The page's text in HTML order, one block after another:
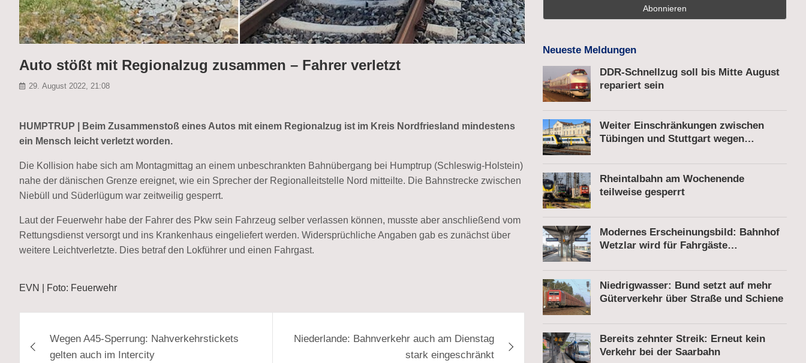
Auto stößt mit Regionalzug zusammen – Fahrer verletzt
29. August 2022, 21:08
HUMPTRUP | Beim Zusammenstoß eines Autos mit einem Regionalzug ist im Kreis Nordfriesland mindestens
ein Mensch leicht verletzt worden.
Die Kollision habe sich am Montagmittag an einem unbeschrankten Bahnübergang bei Humptrup (Schleswig-Holstein)
nahe der dänischen Grenze ereignet, wie ein Sprecher der Regionalleitstelle Nord mitteilte. Die Bahnstrecke zwischen
Niebüll und Süderlügum war zeitweilig gesperrt.
Laut der Feuerwehr habe der Fahrer des Pkw sein Fahrzeug selber verlassen können, musste aber anschließend vom
Rettungsdienst versorgt und ins Krankenhaus eingeliefert werden. Widersprüchliche Angaben gab es zunächst über
weitere Leichtverletzte. Dies betraf den Lokführer und einen Fahrgast.
EVN | Foto: Feuerwehr
Wegen A45-Sperrung: Nahverkehrstickets
gelten auch im Intercity
Niederlande: Bahnverkehr auch am Dienstag
stark eingeschränkt
Neueste Meldungen
DDR-Schnellzug soll bis Mitte August
repariert sein
Weiter Einschränkungen zwischen
Tübingen und Stuttgart wegen
Rheintalbahn am Wochenende
teilweise gesperrt
Modernes Erscheinungsbild: Bahnhof
Wetzlar wird für Fahrgäste
Niedrigwasser: Bund setzt auf mehr
Güterverkehr über Straße und Schiene
Bereits zehnter Streik: Erneut kein
Verkehr bei der Saarbahn